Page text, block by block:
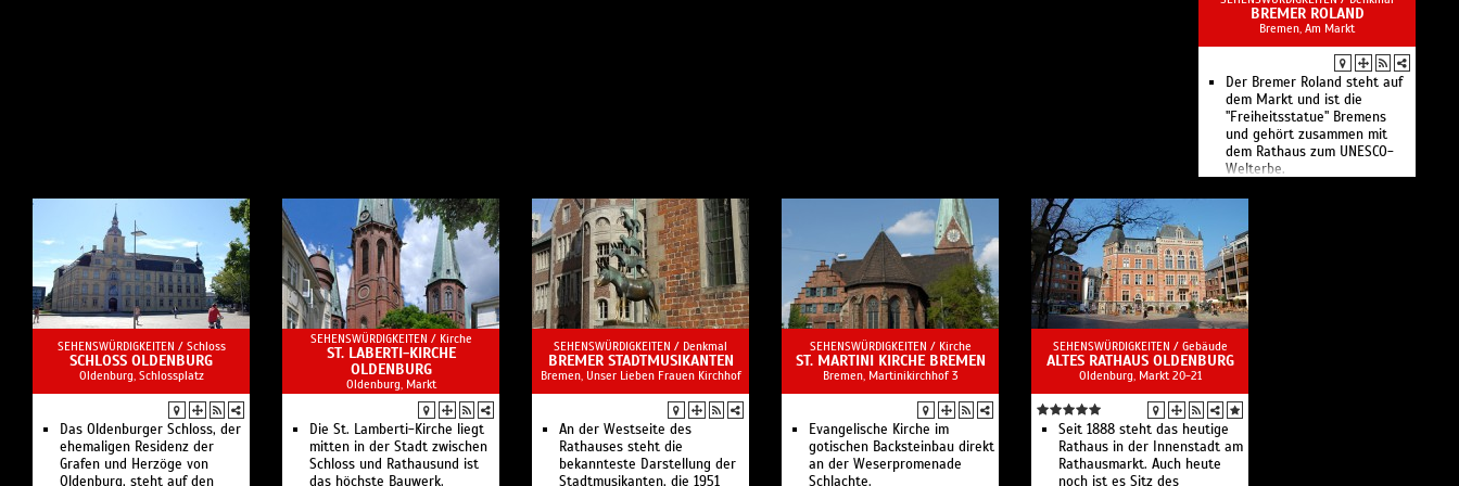
BREMER ROLAND
Bremen, Am Markt
Der Bremer Roland steht auf
dem Markt und ist die
"Freiheitsstatue" Bremens
und gehört zusammen mit
dem Rathaus zum UNESCO-
Welterbe.
SEHENSWÜRDIGKEITEN / Schloss
SCHLOSS OLDENBURG
Oldenburg, Schlossplatz
Das Oldenburger Schloss, der
ehemaligen Residenz der
Grafen und Herzöge von
Oldenburg, steht auf den
SEHENSWÜRDIGKEITEN / Kirche
ST. LABERTI-KIRCHE
OLDENBURG
Oldenburg, Markt
Die St. Lamberti-Kirche liegt
mitten in der Stadt zwischen
Schloss und Rathausund ist
das höchste Bauwerk.
SEHENSWÜRDIGKEITEN / Denkmal
BREMER STADTMUSIKANTEN
Bremen, Unser Lieben Frauen Kirchhof
An der Westseite des
Rathauses steht die
bekannteste Darstellung der
Stadtmusikanten, die 1951
SEHENSWÜRDIGKEITEN / Kirche
ST. MARTINI KIRCHE BREMEN
Bremen, Martinikirchhof 3
Evangelische Kirche im
gotischen Backsteinbau direkt
an der Weserpromenade
Schlachte.
SEHENSWÜRDIGKEITEN / Gebäude
ALTES RATHAUS OLDENBURG
Oldenburg, Markt 20-21
Seit 1888 steht das heutige
Rathaus in der Innenstadt am
Rathausmarkt. Auch heute
noch ist es Sitz des